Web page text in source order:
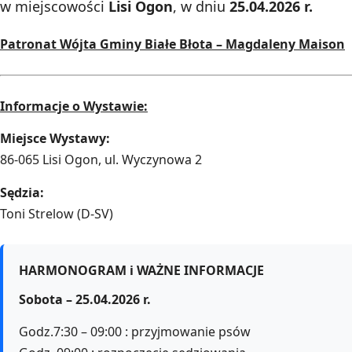
w miejscowości Lisi Ogon, w dniu 25.04.2026 r.
Patronat Wójta Gminy Białe Błota – Magdaleny Maison
Informacje o Wystawie:
Miejsce Wystawy:
86-065 Lisi Ogon, ul. Wyczynowa 2
Sędzia:
Toni Strelow (D-SV)
HARMONOGRAM i WAŻNE INFORMACJE
Sobota – 25.04.2026 r.
Godz.7:30 – 09:00 : przyjmowanie psów